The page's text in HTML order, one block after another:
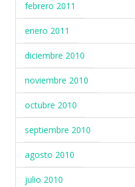
febrero 2011
enero 2011
diciembre 2010
noviembre 2010
octubre 2010
septiembre 2010
agosto 2010
julio 2010